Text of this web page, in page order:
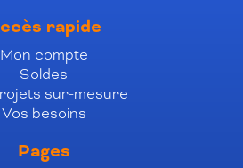
rapide
Mon compte
Soldes
sur-mesure
Vos besoins
Pages